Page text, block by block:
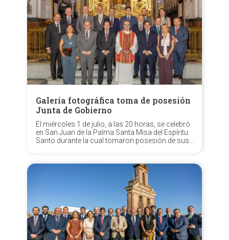
Galería fotográfica toma de posesión
Junta de Gobierno
El miércoles 1 de julio, a las 20 horas, se celebró
en San Juan de la Palma Santa Misa del Espíritu
Santo durante la cual tomaron posesión de sus
Tovaruela Garrido, resultante del pasado...